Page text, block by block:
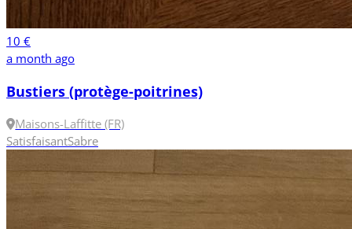
10 €
a month ago
Bustiers (protège-poitrines)
Maisons-Laffitte (FR)
SatisfaisantSabre